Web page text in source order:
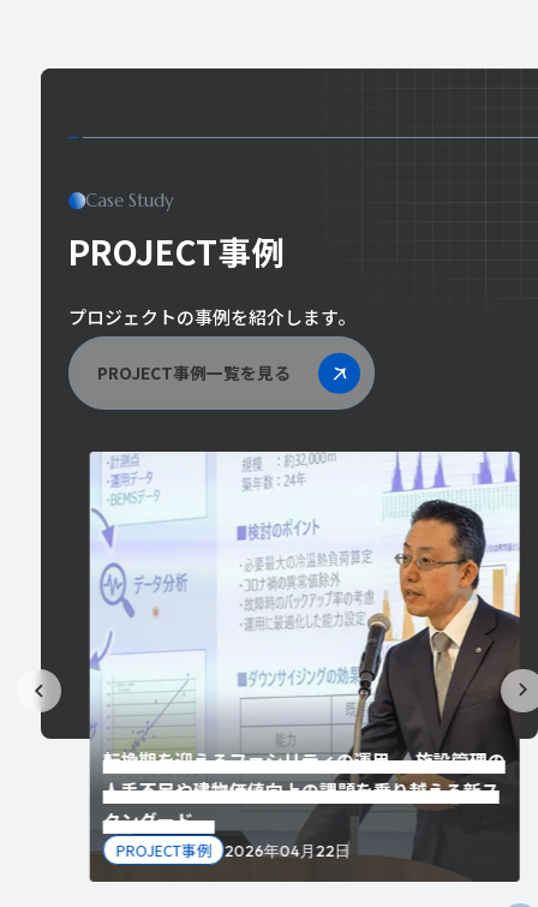
Case Study
PROJECT事例
プロジェクトの事例を紹介します。
PROJECT事例一覧を見る
転換期を迎えるファシリティの運用 ― 施設管理の
人手不足や建物価値向上の課題を乗り越える新ス
タンダード ―
2026年04月22日
PROJECT事例